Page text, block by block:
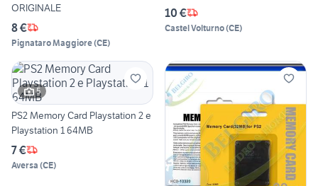
ORIGINALE
8 €
Pignataro Maggiore(CE)
10 €
Castel Volturno(CE)
5
PS2 Memory Card Playstation 2 e
Playstation 1 64MB
7 €
Aversa (CE)